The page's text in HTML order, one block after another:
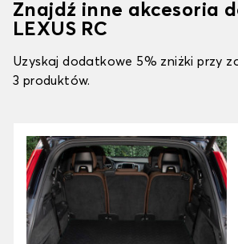
Znajdź inne akcesoria
LEXUS RC
Uzyskaj dodatkowe 5% zniżki przy
3 produktów.